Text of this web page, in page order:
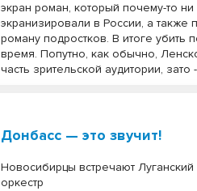
экран роман, который почему-то ни
экранизировали в России, а также
роману подростков. В итоге убить
время. Попутно, как обычно,
часть зрительской аудитории, зато
Донбасс — это звучит!
Новосибирцы встречают
оркестр